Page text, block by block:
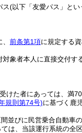
ス(以下「友愛パス」とい
前条第1項に規定する
象者本人に直接交付す
けた者にあっては、満
規則第74号)に基づく鹿
並びに民営乗合自動車
は、当該運行系統の全